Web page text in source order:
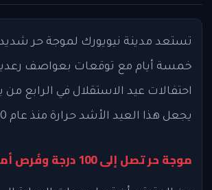
تستعد مدينة نيويورك لموجة حر
خمسة أيام مع توقعات بعواصف
احتفالات عيد الاستقلال في الرابع من
يجعل هذا العيد الأشد حرارة منذ عام 2010.
موجة حر تصل إلى 100 درجة وفُرص أمطار 40%